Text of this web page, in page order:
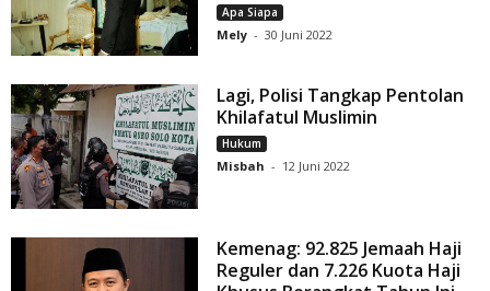
Apa Siapa
Mely - 30 Juni 2022
Lagi, Polisi Tangkap Pentolan
Khilafatul Muslimin
Hukum
Misbah - 12 Juni 2022
Kemenag: 92.825 Jemaah Haji
Reguler dan 7.226 Kuota Haji